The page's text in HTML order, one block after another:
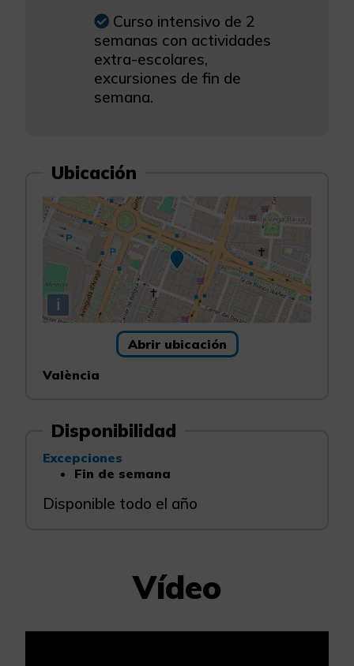
Curso intensivo de 2
semanas con actividades
extra-escolares,
excursiones de fin de
semana.
Ubicación
i
Abrir ubicación
València
Disponibilidad
Excepciones
Fin de semana
Disponible todo el año
Vídeo